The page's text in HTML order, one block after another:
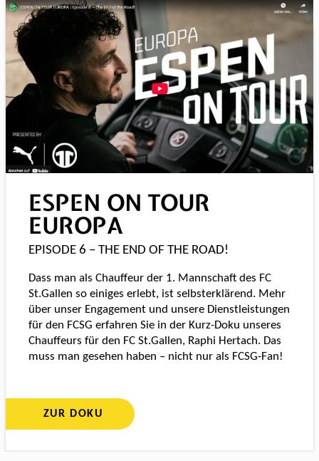
ESPEN ON TOUR
EUROPA
EPISODE 6 – THE END OF THE ROAD!
Dass man als Chauffeur der 1. Mannschaft des FC
St.Gallen so einiges erlebt, ist selbsterklärend. Mehr
über unser Engagement und unsere Dienstleistungen
für den FCSG erfahren Sie in der Kurz-Doku unseres
Chauffeurs für den FC St.Gallen, Raphi Hertach. Das
muss man gesehen haben – nicht nur als FCSG-Fan!
ZUR DOKU